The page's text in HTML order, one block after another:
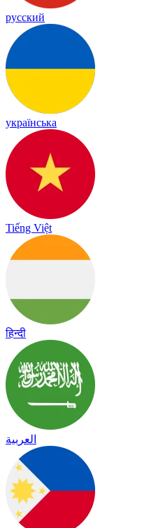
русский
українська
Tiếng Việt
हिन्दी
العربية